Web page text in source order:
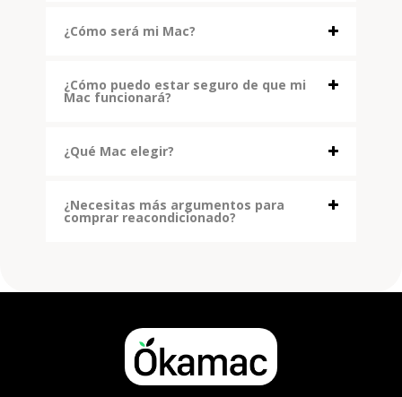
¿Cómo será mi Mac?
¿Cómo puedo estar seguro de que mi
Mac funcionará?
¿Qué Mac elegir?
¿Necesitas más argumentos para
comprar reacondicionado?